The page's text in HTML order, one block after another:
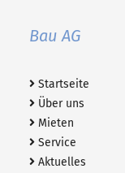
Bau AG
Startseite
Über uns
Mieten
Service
Aktuelles